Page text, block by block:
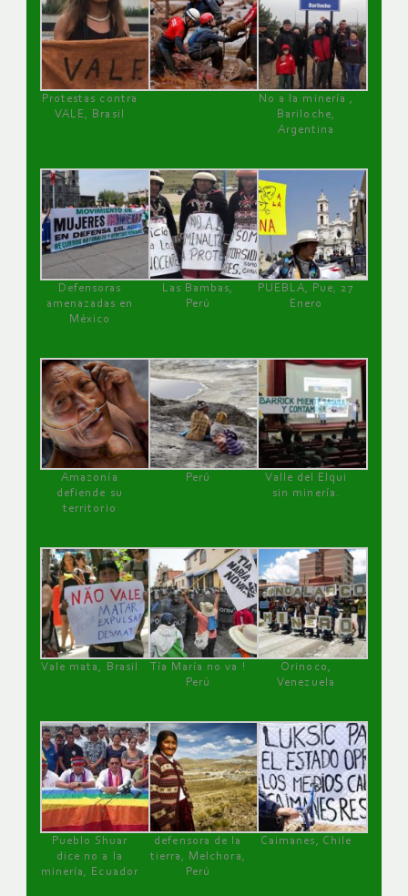
Protestas contra
VALE, Brasil
No a la minería ,
Bariloche,
Argentina
Defensoras
amenazadas en
México
Las Bambas,
Perú
PUEBLA, Pue, 27
Enero
Amazonía
defiende su
territorio
Perú
Valle del Elqui
sin minería.
Vale mata, Brasil
Tía María no va !
Perú
Orinoco,
Venezuela
Pueblo Shuar
dice no a la
minería, Ecuador
defensora de la
tierra, Melchora,
Perú
Caimanes, Chile